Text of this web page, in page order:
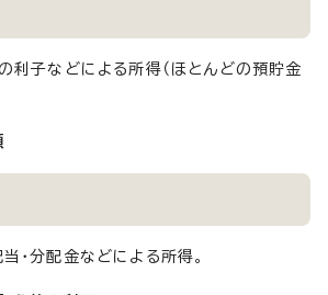
利子などによる所得（ほとんどの預貯金
・分配金などによる所得。